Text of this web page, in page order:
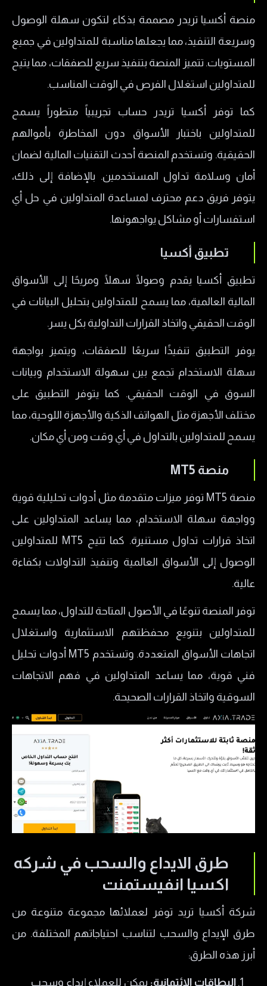
منصة أكسيا تريدر مصممة بذكاء لتكون سهلة الوصول
وسريعة التنفيذ، مما يجعلها مناسبة للمتداولين في جميع
المستويات. تتميز المنصة بتنفيذ سريع للصفقات، مما يتيح
للمتداولين استغلال الفرص في الوقت المناسب.
كما توفر أكسيا تريدر حساب تجريبياً متطوراً يسمح
للمتداولين باختبار الأسواق دون المخاطرة بأموالهم
الحقيقية. وتستخدم المنصة أحدث التقنيات المالية لضمان
أمان وسلامة تداول المستخدمين. بالإضافة إلى ذلك،
يتوفر فريق دعم محترف لمساعدة المتداولين في حل أي
استفسارات أو مشاكل يواجهونها.
تطبيق أكسيا
تطبيق أكسيا يقدم وصولًا سهلًا ومريحًا إلى الأسواق
المالية العالمية، مما يسمح للمتداولين بتحليل البيانات في
الوقت الحقيقي واتخاذ القرارات التداولية بكل يسر.
يوفر التطبيق تنفيذًا سريعًا للصفقات، ويتميز بواجهة
سهلة الاستخدام تجمع بين سهولة الاستخدام وبيانات
السوق في الوقت الحقيقي. كما يتوفر التطبيق على
مختلف الأجهزة مثل الهواتف الذكية والأجهزة اللوحية، مما
يسمح للمتداولين بالتداول في أي وقت ومن أي مكان.
منصة MT5
منصة MT5 توفر ميزات متقدمة مثل أدوات تحليلية قوية
وواجهة سهلة الاستخدام، مما يساعد المتداولين على
اتخاذ قرارات تداول مستنيرة. كما تتيح MT5 للمتداولين
الوصول إلى الأسواق العالمية وتنفيذ التداولات بكفاءة
عالية.
توفر المنصة تنوعًا في الأصول المتاحة للتداول، مما يسمح
للمتداولين بتنويع محفظتهم الاستثمارية واستغلال
اتجاهات الأسواق المتعددة. وتستخدم MT5 أدوات تحليل
فني قوية، مما يساعد المتداولين في فهم الاتجاهات
السوقية واتخاذ القرارات الصحيحة.
طرق الايداع والسحب في شركه
اكسيا انفيستمنت
شركة أكسيا تريد توفر لعملائها مجموعة متنوعة من
طرق الإيداع والسحب لتناسب احتياجاتهم المختلفة. من
أبرز هذه الطرق:
البطاقات الائتمانية: يمكن للعملاء إيداع وسحب